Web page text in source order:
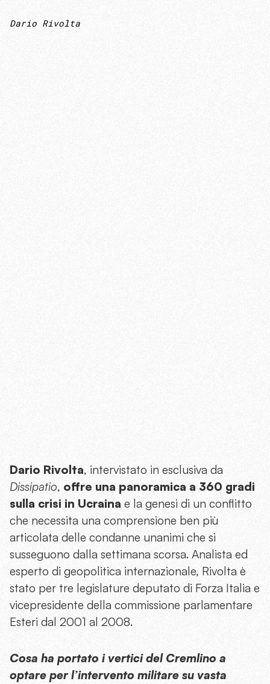
Dario Rivolta
Dario Rivolta, intervistato in esclusiva da
Dissipatio, offre una panoramica a 360 gradi
sulla crisi in Ucraina e la genesi di un conflitto
che necessita una comprensione ben più
articolata delle condanne unanimi che si
susseguono dalla settimana scorsa. Analista ed
esperto di geopolitica internazionale, Rivolta è
stato per tre legislature deputato di Forza Italia e
vicepresidente della commissione parlamentare
Esteri dal 2001 al 2008.
Cosa ha portato i vertici del Cremlino a
optare per l’intervento militare su vasta